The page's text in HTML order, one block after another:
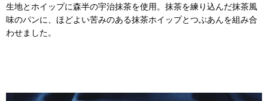
生地とホイップに森半の宇治抹茶を使用。抹茶を練り込んだ抹茶風
味のパンに、ほどよい苦みのある抹茶ホイップとつぶあんを組み合
わせました。